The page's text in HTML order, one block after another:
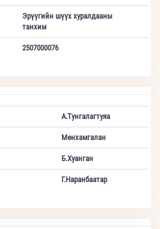
Эрүүгийн шүүх хуралдааны
танхим
2507000076
А.Тунгалагтуяа
Мөнхамгалан
Б.Хуанган
Г.Наранбаатар